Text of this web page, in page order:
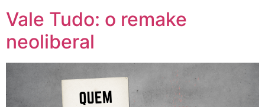
Vale Tudo: o remake
neoliberal